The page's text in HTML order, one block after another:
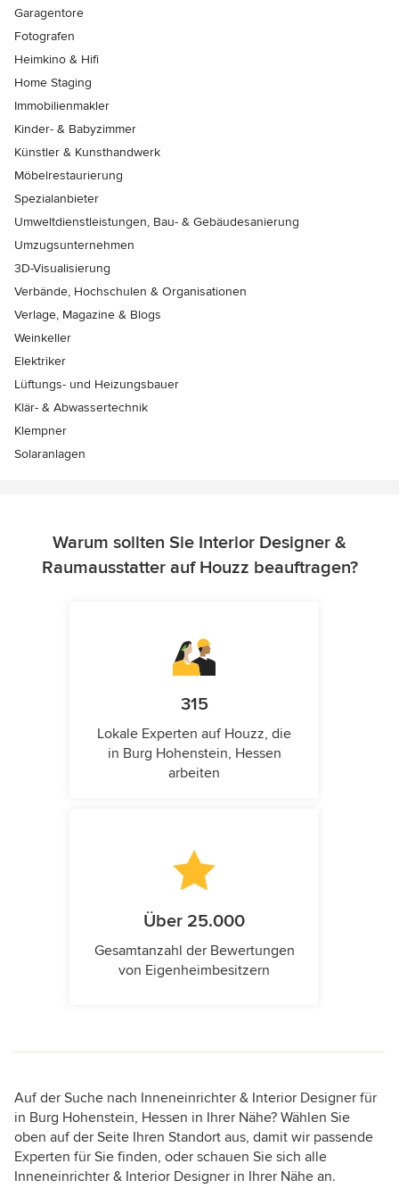
Garagentore
Fotografen
Heimkino & Hifi
Home Staging
Immobilienmakler
Kinder- & Babyzimmer
Künstler & Kunsthandwerk
Möbelrestaurierung
Spezialanbieter
Umweltdienstleistungen, Bau- & Gebäudesanierung
Umzugsunternehmen
3D-Visualisierung
Verbände, Hochschulen & Organisationen
Verlage, Magazine & Blogs
Weinkeller
Elektriker
Lüftungs- und Heizungsbauer
Klär- & Abwassertechnik
Klempner
Solaranlagen
Warum sollten Sie Interior Designer &
Raumausstatter auf Houzz beauftragen?
315
Lokale Experten auf Houzz, die
in Burg Hohenstein, Hessen
arbeiten
Über 25.000
Gesamtanzahl der Bewertungen
von Eigenheimbesitzern
Auf der Suche nach Inneneinrichter & Interior Designer für
in Burg Hohenstein, Hessen in Ihrer Nähe? Wählen Sie
oben auf der Seite Ihren Standort aus, damit wir passende
Experten für Sie finden, oder schauen Sie sich alle
Inneneinrichter & Interior Designer in Ihrer Nähe an.